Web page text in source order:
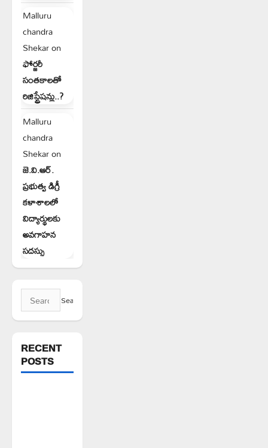
Malluru
chandra
Shekaron
ఫోర్జరీ
సంతకాలతో
రిజిస్ట్రేషన్లు..?
Malluru
chandra
Shekaron
జె.వి.ఆర్.
ప్రభుత్వ డిగ్రీ
కళాశాలలో
విద్యార్థులకు
అవగాహన
సదస్సు
Search
for:
RECENT
POSTS